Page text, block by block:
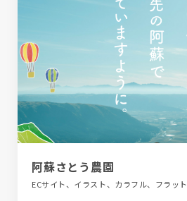
阿蘇さとう農園